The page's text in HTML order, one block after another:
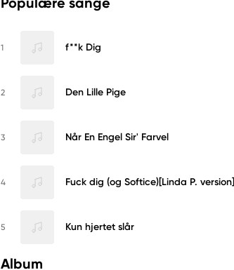
1 f**k Dig
2 Den Lille Pige
3 Når En Engel Sir' Farvel
4 Fuck dig (og Softice)[Linda P. version]
5 Kun hjertet slår
Album